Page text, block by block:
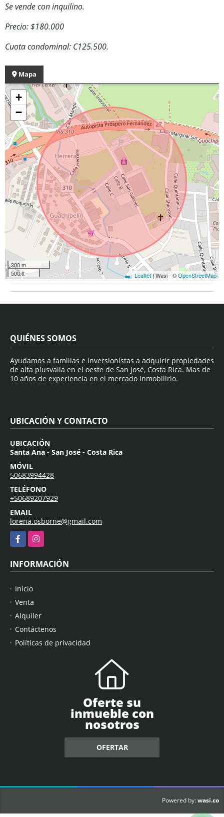
Se vende con inquilino.
Precio: $180.000
Cuota condominal: C125.500.
Mapa
+
−
200 m
500 ft
Leaflet| Wasi - ©OpenStreetMap
QUIÉNES SOMOS
Ayudamos a familias e inversionistas a adquirir propiedades
de alta plusvalía en el oeste de San José, Costa Rica. Mas de
10 años de experiencia en el mercado inmobilirio.
UBICACIÓN Y CONTACTO
UBICACIÓN
Santa Ana - San José - Costa Rica
MÓVIL
50683994428
TELÉFONO
+50689207929
EMAIL
lorena.osborne@gmail.com
FacebookInstagram
INFORMACIÓN
Inicio
Venta
Alquiler
Contáctenos
Políticas de privacidad
Oferte su
inmueble con
nosotros
OFERTAR
Powered by:wasi.co